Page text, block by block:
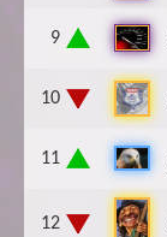
9
10
11
12